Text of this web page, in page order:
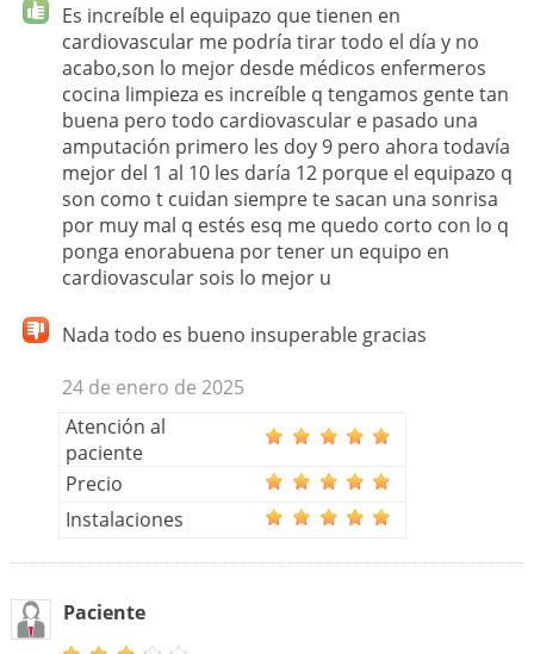
Es increíble el equipazo que tienen en
cardiovascular me podría tirar todo el día y no
acabo,son lo mejor desde médicos enfermeros
cocina limpieza es increíble q tengamos gente tan
buena pero todo cardiovascular e pasado una
amputación primero les doy 9 pero ahora todavía
mejor del 1 al 10 les daría 12 porque el equipazo q
son como t cuidan siempre te sacan una sonrisa
por muy mal q estés esq me quedo corto con lo q
ponga enorabuena por tener un equipo en
cardiovascular sois lo mejor u
Nada todo es bueno insuperable gracias
24 de enero de 2025
Atención al
paciente
Precio
Instalaciones
Paciente